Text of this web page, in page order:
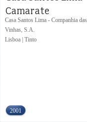
Casa Santos Lima - Companhia das
Vinhas, S.A.
Lisboa | Tinto
2001